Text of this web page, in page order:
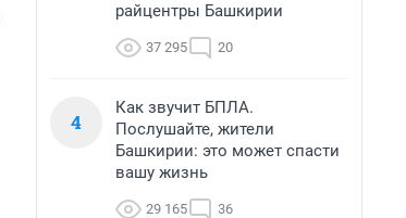
райцентры Башкирии
37 295 20
4
Как звучит БПЛА.
Послушайте, жители
Башкирии: это может спасти
вашу жизнь
29 165 36